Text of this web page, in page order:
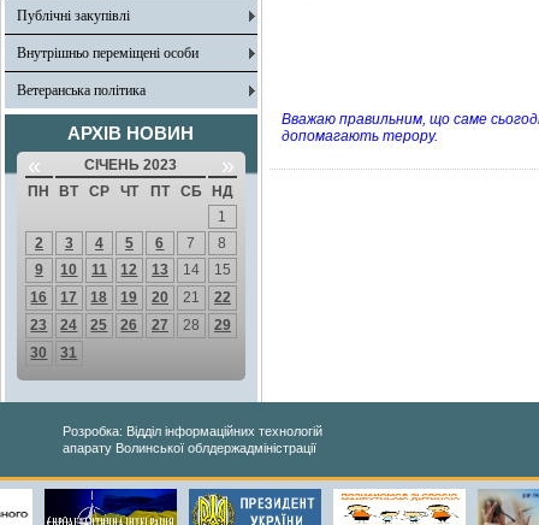
Публічні закупівлі
Внутрішньо переміщені особи
Ветеранська політика
АРХІВ НОВИН
« СІЧЕНЬ 2023 »
ПН ВТ СР ЧТ ПТ СБ
НД
1
2
3 4 5 6 7
8
9
10 11 12 13 14
15
16
17 18 19 20 21
22
23
24 25 26 27 28
29
30
31
Вважаю правильним, що саме
допомагають терору.
Розробка: Відділ інформаційних технологій
апарату Волинської облдержадміністрації